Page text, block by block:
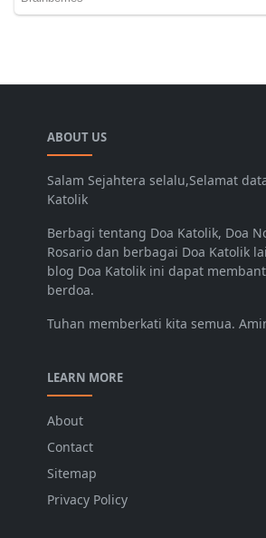
ABOUT US
Salam Sejahtera selalu,Selamat
Katolik
Berbagi tentang Doa Katolik, Doa
Rosario dan berbagai Doa Katolik
blog Doa Katolik ini dapat
berdoa.
Tuhan memberkati kita semua.
LEARN MORE
About
Contact
Sitemap
Privacy Policy